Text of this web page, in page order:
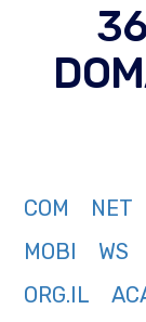
COM NET
MOBI
WS
ORG.IL